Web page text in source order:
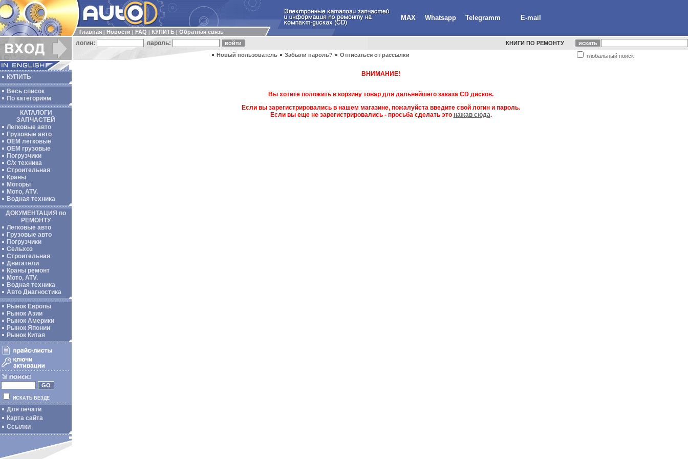
MAX Whatsapp Telegramm E-mail
Главная Новости FAQ КУПИТЬ Обратная связь
логин: пароль: КНИГИ ПО РЕМОНТУ
глобальный поиск
Новый пользователь Забыли пароль? Отписаться от рассылки
КУПИТЬ
Весь список
По категориям
КАТАЛОГИ
ЗАПЧАСТЕЙ
Легковые авто
Грузовые авто
ОЕМ легковые
OEM грузовые
Погрузчики
С/х техника
Строительная
Краны
Моторы
Мото, ATV.
Водная техника
ДОКУМЕНТАЦИЯ по
РЕМОНТУ
Легковые авто
Грузовые авто
Погрузчики
Сельхоз
Строительная
Двигатели
Краны ремонт
Мото, ATV.
Водная техника
Авто Диагностика
Рынок Европы
Рынок Азии
Рынок Америки
Рынок Японии
Рынок Китая
ИСКАТЬ ВЕЗДЕ
Для печати
Карта сайта
Ссылки
ВНИМАНИЕ!
Вы хотите положить в корзину товар для дальнейшего заказа CD дисков.
Если вы зарегистрировались в нашем магазине, пожалуйста введите свой логин и пароль.
Если вы еще не зарегистрировались - просьба сделать это нажав сюда.